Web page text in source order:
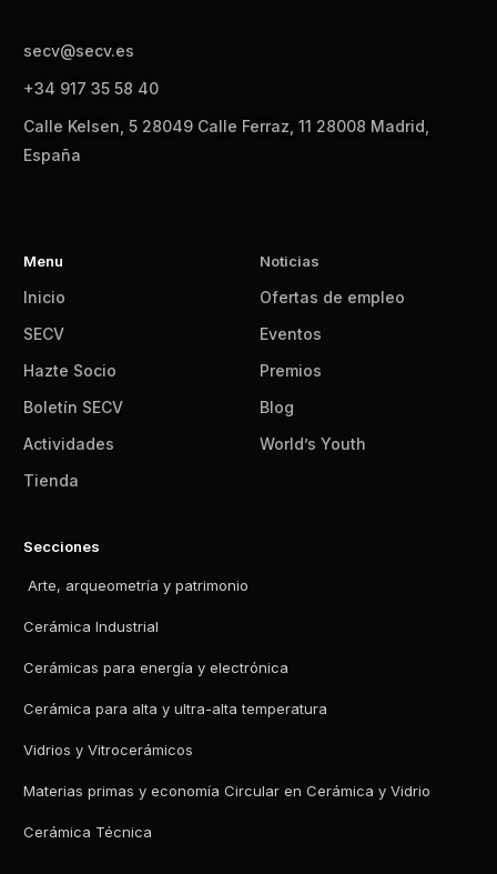
secv@secv.es
+34 917 35 58 40
Calle Kelsen, 5 28049 Calle Ferraz, 11 28008 Madrid,
España
Menu
Inicio
SECV
Hazte Socio
Boletín SECV
Actividades
Tienda
Noticias
Ofertas de empleo
Eventos
Premios
Blog
World’s Youth
Secciones
Arte, arqueometría y patrimonio
Cerámica Industrial
Cerámicas para energía y electrónica
Cerámica para alta y ultra-alta temperatura
Vidrios y Vitrocerámicos
Materias primas y economía Circular en Cerámica y Vidrio
Cerámica Técnica